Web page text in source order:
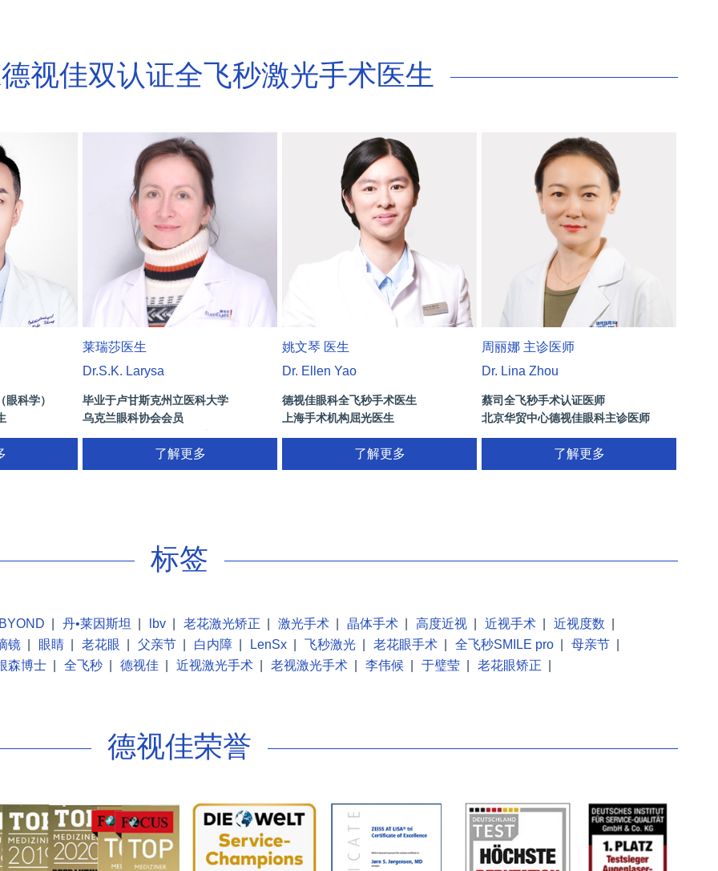
视佳双认证全飞秒激光手术医生
科学）
莱瑞莎医生
Dr.S.K. Larysa
毕业于卢甘斯克州立医科大学
乌克兰眼科协会会员
曾参与瑞士SOE AAO会议
视网膜诊断，屈光手术方案制定(包含：
近视，散光，白内障，老花)，Yag手术
了解更多
姚文琴 医生
Dr. Ellen Yao
德视佳眼科全飞秒手术医生
上海手术机构屈光医生
了解更多
周丽娜 主诊医师
Dr. Lina Zhou
蔡司全飞秒手术认证医师
北京华贸中心德视佳眼科主诊医师
了解更多
标签
丹•莱因斯坦 lbv 老花激光矫正 激光手术 晶体手术 高度近视 近视手术 近视度数
镜
眼睛 老花眼 父亲节 白内障 LenSx 飞秒激光 老花眼手术 全飞秒SMILE pro 母亲节
森博士
全飞秒 德视佳 近视激光手术 老视激光手术 李伟候 于璧莹 老花眼矫正
德视佳荣誉